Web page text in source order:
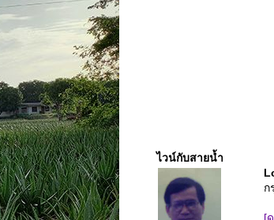
ไวน์กับสายน้ำ
ก